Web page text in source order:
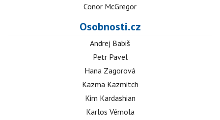
Conor McGregor
Osobnosti.cz
Andrej Babiš
Petr Pavel
Hana Zagorová
Kazma Kazmitch
Kim Kardashian
Karlos Vémola